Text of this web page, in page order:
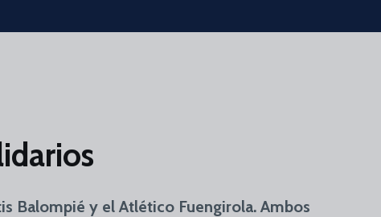
Balompié y el Atlético Fuengirola. Ambos